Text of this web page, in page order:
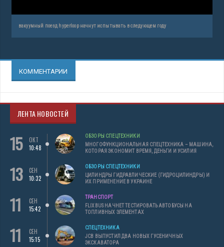
вакуумный поезд hyperloop начнут испытывать в следующем году
КОММЕНТАРИИ
ЛЕНТА НОВОСТЕЙ
15
ОКТ
10:48
ОБЗОРЫ СПЕЦТЕХНИКИ
МНОГОФУНКЦИОНАЛЬНАЯ СПЕЦТЕХНИКА – МАШИНА,
КОТОРАЯ ЭКОНОМИТ ВРЕМЯ, ДЕНЬГИ И УСИЛИЯ
13
СЕН
10:32
ОБЗОРЫ СПЕЦТЕХНИКИ
ЦИЛИНДРЫ ГИДРАВЛИЧЕСКИЕ (ГИДРОЦИЛИНДРЫ) И
ИХ ПРИМЕНЕНИЕ В УКРАИНЕ
11
СЕН
15:42
ТРАНСПОРТ
FLIXBUS НАЧНЕТ ТЕСТИРОВАТЬ АВТОБУСЫ НА
ТОПЛИВНЫХ ЭЛЕМЕНТАХ
11
СЕН
15:15
СПЕЦТЕХНИКА
JCB ВЫПУСТИЛ ДВА НОВЫХ ГУСЕНИЧНЫХ
ЭКСКАВАТОРА